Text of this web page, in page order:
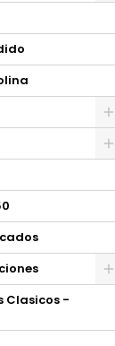
Clasicos -